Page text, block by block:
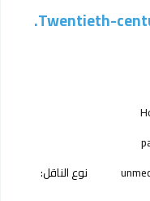
Twentieth-
نوع الناقل: